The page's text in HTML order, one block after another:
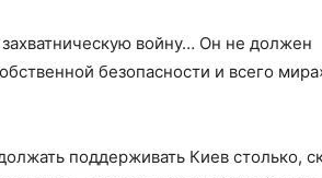
войну… Он не должен
безопасности и всего
поддерживать Киев столько,